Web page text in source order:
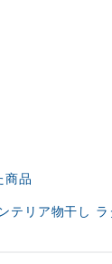
商品
テリア物干し